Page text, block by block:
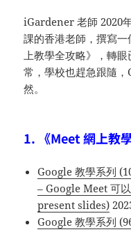
iGardener 老師 2020
課的香港老師，撰寫
上教學全攻略》，轉
常，學校也趕急跟隨
然。
1. 《Meet 網上教
Google 教學系列
– Google Meet 可
present slides)
Google 教學系列